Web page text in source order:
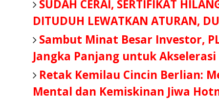
SUDAH CERAI, SERTIFIKAT
DITUDUH LEWATKAN ATURAN,
Sambut Minat Besar Investor,
Jangka Panjang untuk Akselerasi
Retak Kemilau Cincin Berlian:
Mental dan Kemiskinan Jiwa